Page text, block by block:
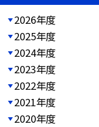
2026年度
2025年度
2024年度
2023年度
2022年度
2021年度
2020年度